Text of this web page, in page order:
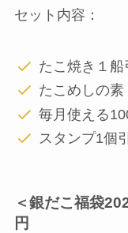
セット内容：
たこ焼き１
たこめしの素
毎月使える
スタンプ1個
＜銀だこ福袋
円